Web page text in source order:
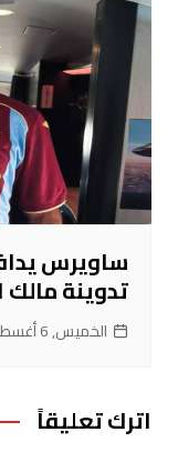
ساويرس
تدوينة
الخميس, 6 أغسطس 2026, 4:54
اترك تعليقاً